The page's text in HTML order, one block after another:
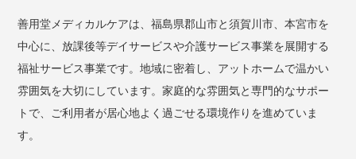
善用堂メディカルケアは、福島県郡山市と須賀川市、本宮市を
中心に、放課後等デイサービスや介護サービス事業を展開する
福祉サービス事業です。地域に密着し、アットホームで温かい
雰囲気を大切にしています。家庭的な雰囲気と専門的なサポー
トで、ご利用者が居心地よく過ごせる環境作りを進めていま
す。